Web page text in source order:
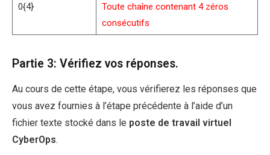
0{4}
Toute chaîne contenant 4 zéros
consécutifs
Partie 3: Vérifiez vos réponses.
Au cours de cette étape, vous vérifierez les réponses que
vous avez fournies à l’étape précédente à l’aide d’un
fichier texte stocké dans le poste de travail virtuel
CyberOps.